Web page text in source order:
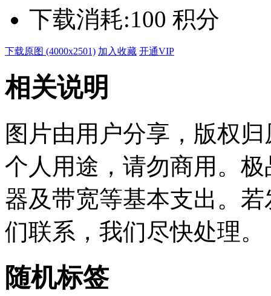
下载消耗:100 积分
下载原图 (4000x2501) 加入收藏 开通VIP
相关说明
图片由用户分享，版权
个人用途，请勿商用。
器及带宽等基本支出。
们联系，我们尽快处理。
随机标签